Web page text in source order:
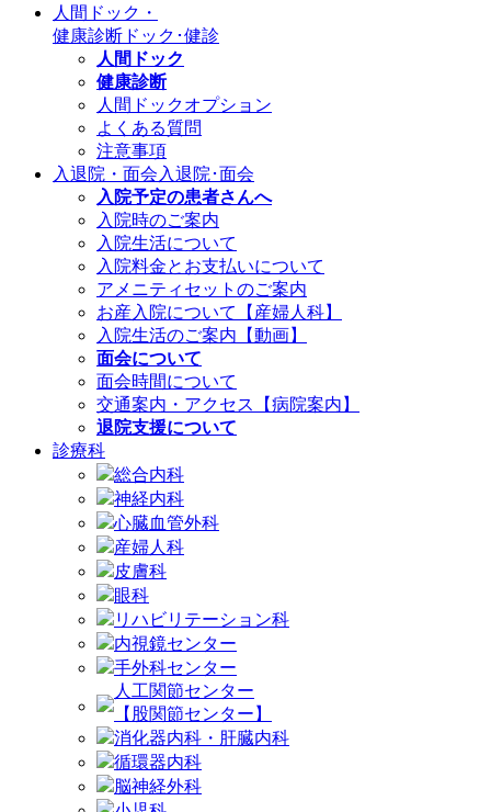
人間ドック・
健康診断 ドック･健診
人間ドック
健康診断
人間ドックオプション
よくある質問
注意事項
入退院・面会 入退院･面会
入院予定の患者さんへ
入院時のご案内
入院生活について
入院料金とお支払いについて
アメニティセットのご案内
お産入院について【産婦人科】
入院生活のご案内【動画】
面会について
面会時間について
交通案内・アクセス【病院案内】
退院支援について
診療科
総合内科
神経内科
心臓血管外科
産婦人科
皮膚科
眼科
リハビリテーション科
内視鏡センター
手外科センター
人工関節センター
【股関節センター】
消化器内科・肝臓内科
循環器内科
脳神経外科